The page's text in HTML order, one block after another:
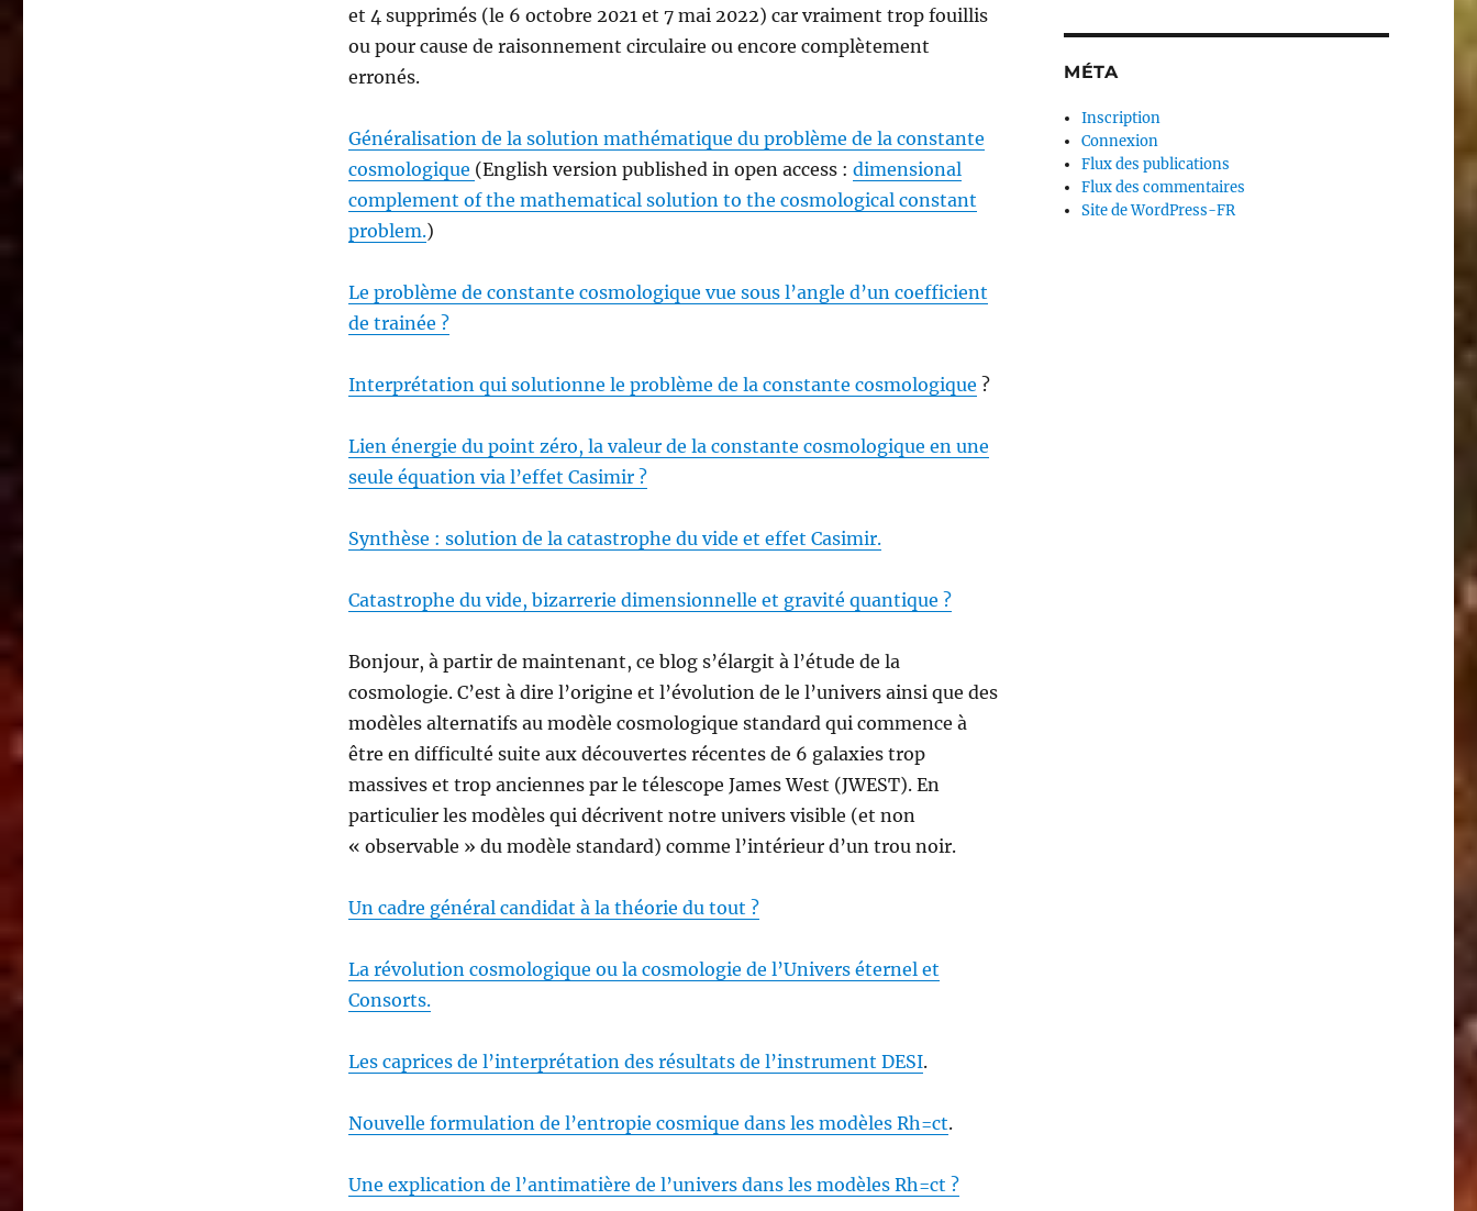
et 4 supprimés (le 6 octobre 2021 et 7 mai 2022) car vraiment trop fouillis
ou pour cause de raisonnement circulaire ou encore complètement
erronés.
Généralisation de la solution mathématique du problème de la constante
cosmologique (English version published in open access : dimensional
complement of the mathematical solution to the cosmological constant
problem.)
Le problème de constante cosmologique vue sous l’angle d’un coefficient
de trainée ?
Interprétation qui solutionne le problème de la constante cosmologique ?
Lien énergie du point zéro, la valeur de la constante cosmologique en une
seule équation via l’effet Casimir ?
Synthèse : solution de la catastrophe du vide et effet Casimir.
Catastrophe du vide, bizarrerie dimensionnelle et gravité quantique ?
Bonjour, à partir de maintenant, ce blog s’élargit à l’étude de la
cosmologie. C’est à dire l’origine et l’évolution de le l’univers ainsi que des
modèles alternatifs au modèle cosmologique standard qui commence à
être en difficulté suite aux découvertes récentes de 6 galaxies trop
massives et trop anciennes par le télescope James West (JWEST). En
particulier les modèles qui décrivent notre univers visible (et non
« observable » du modèle standard) comme l’intérieur d’un trou noir.
Un cadre général candidat à la théorie du tout ?
La révolution cosmologique ou la cosmologie de l’Univers éternel et
Consorts.
Les caprices de l’interprétation des résultats de l’instrument DESI.
Nouvelle formulation de l’entropie cosmique dans les modèles Rh=ct.
Une explication de l’antimatière de l’univers dans les modèles Rh=ct ?
MÉTA
Inscription
Connexion
Flux des publications
Flux des commentaires
Site de WordPress-FR